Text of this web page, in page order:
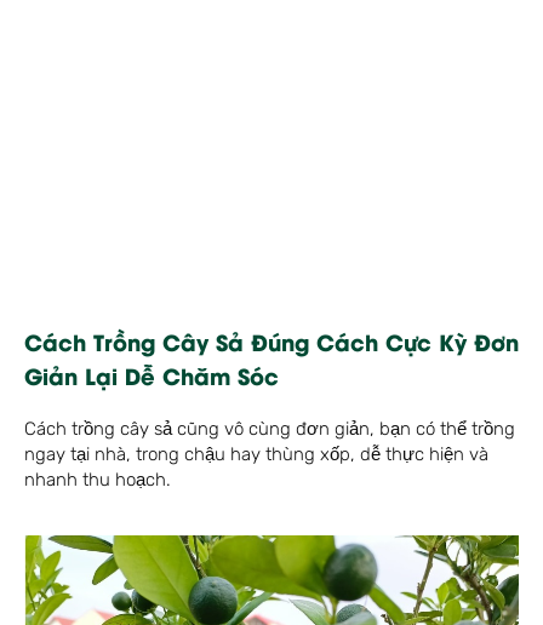
Cách Trồng Cây Sả Đúng Cách Cực Kỳ Đơn
Giản Lại Dễ Chăm Sóc
Cách trồng cây sả cũng vô cùng đơn giản, bạn có thể trồng
ngay tại nhà, trong chậu hay thùng xốp, dễ thực hiện và
nhanh thu hoạch.